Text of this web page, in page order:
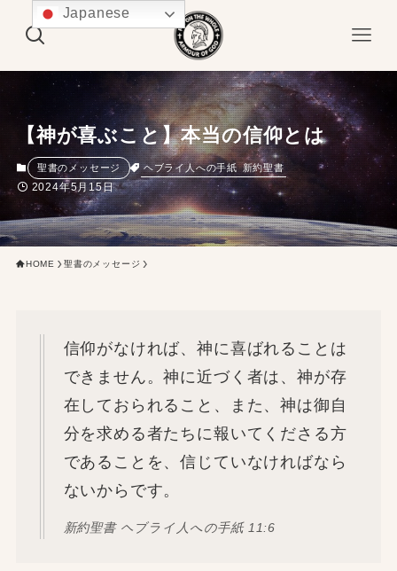
【神が喜ぶこと】本当の信仰とは
聖書のメッセージ ヘブライ人への手紙 新約聖書
2024年5月15日
HOME 聖書のメッセージ
信仰がなければ、神に喜ばれることは
できません。神に近づく者は、神が存
在しておられること、また、神は御自
分を求める者たちに報いてくださる方
であることを、信じていなければなら
ないからです。
新約聖書 ヘブライ人への手紙 11:6
Japanese